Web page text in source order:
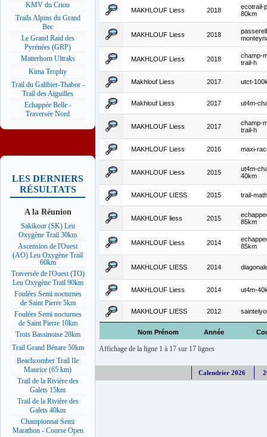
KMV du Criou
Trails Alpins du Grand
Bec
Le Grand Raid des
Pyrénées (GRP)
Matterhorn Ultraks
Kima Trophy
Trail du Galibier-Thabor -
Trail des Aiguilles
Echappée Belle -
Traversée Nord
LES DERNIERS
RÉSULTATS
A la Réunion
Sakikour (SK) Leu
Oxygène Trail 30km
Ascension de l'Ouest
(AO) Leu Oxygène Trail
60km
Traversée de l'Ouest (TO)
Leu Oxygène Trail 90km
Foulées Semi nocturnes
de Saint Pierre 5km
Foulées Semi nocturnes
de Saint Pierre 10km
Trois Bassinoise 28km
Trail Grand Bénare 50km
Beachcomber Trail Ile
Maurice (65 km)
Trail de la Rivière des
Galets 15km
Trail de la Rivière des
Galets 40km
Championnat Semi
Marathon - Course Open
Nom Prénom Année
MAKHLOUF Liess 2018
ecotrail-
80km
MAKHLOUF Liess 2018
MAKHLOUF Liess 2018
champ-
trail-h
Makhlouf Liess 2017 utct-
Makhlouf Liess 2017 ut4m-
MAKHLOUF Liess 2017
champ-
trail-h
MAKHLOUF Liess 2016 maxi-
MAKHLOUF Liess 2015
ut4m-
40km
MAKHLOUF LIESS 2015 trail-
MAKHLOUF liess 2015
85km
MAKHLOUF Liess 2014
85km
MAKHLOUF LIESS 2014
MAKHLOUF Liess 2014 ut4m-
MAKHLOUF LIESS 2012
Affichage de la ligne 1 à 17 sur 17 lignes
Calendrier 2026